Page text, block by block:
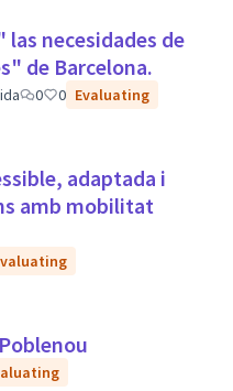
necesidades de
de Barcelona.
0 0 Evaluating
adaptada i
amb mobilitat